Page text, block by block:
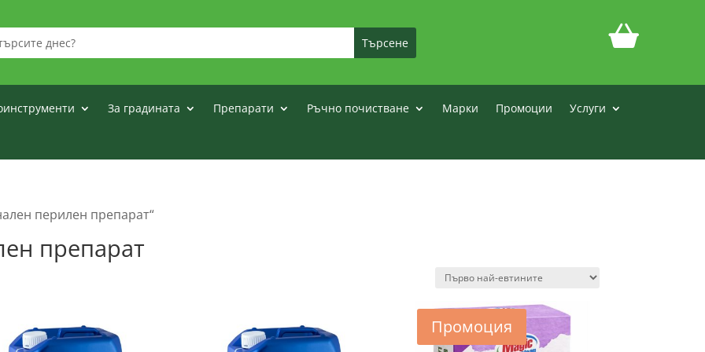
За градината Препарати Ръчно почистване Марки Промоции
Услуги
перилен препарат“
препарат
Промоция